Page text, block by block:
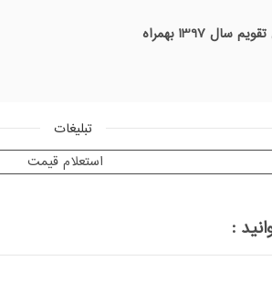
گالری پس زمینه های تقویم سال 1397 بهمراه
تبلیغات
: